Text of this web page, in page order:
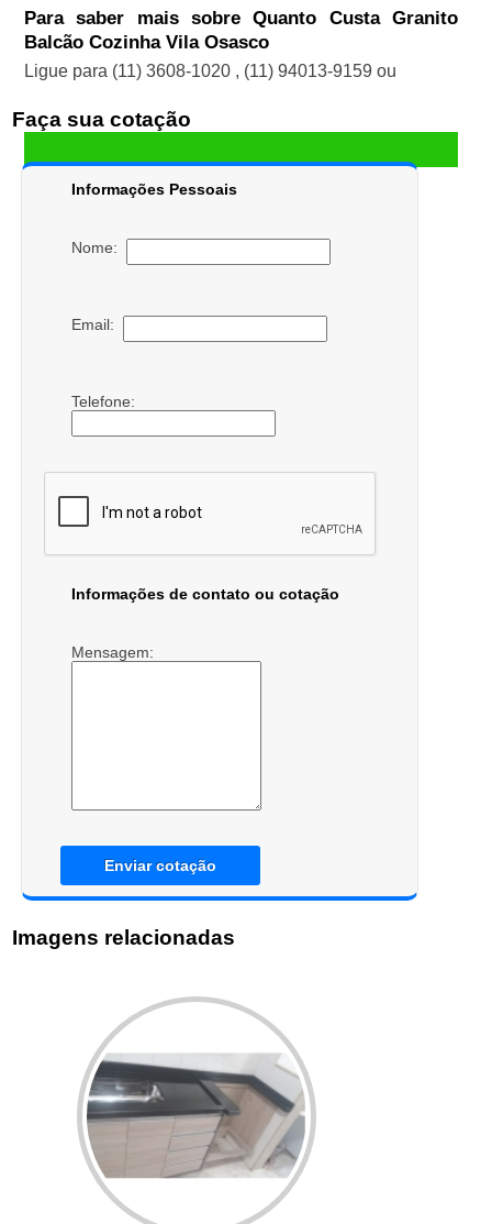
Para saber mais sobre Quanto Custa Granito
Balcão Cozinha Vila Osasco
Ligue para (11) 3608-1020 , (11) 94013-9159 ou
Faça sua cotação
Informações Pessoais
Nome:
Email:
Telefone:
Informações de contato ou cotação
Mensagem:
Enviar cotação
Imagens relacionadas